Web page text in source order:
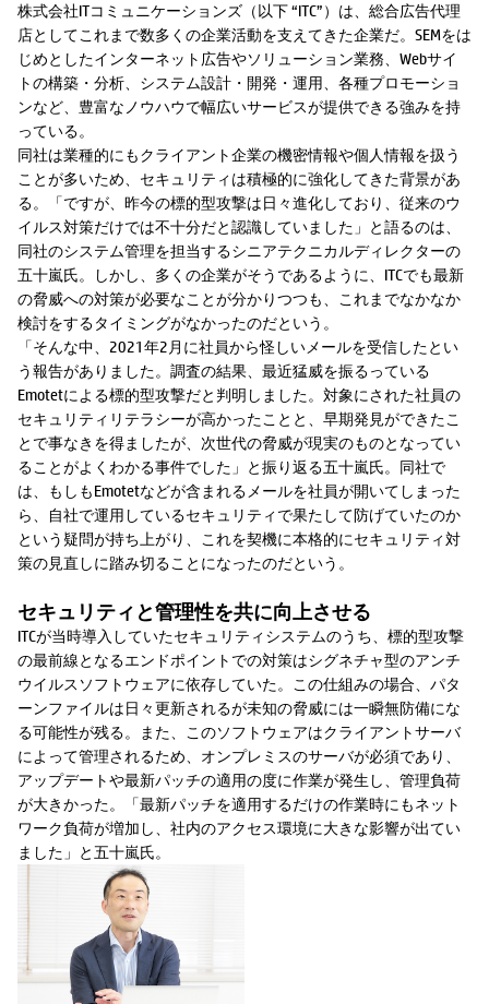
株式会社ITコミュニケーションズ（以下 “ITC”）は、総合広告代理
店としてこれまで数多くの企業活動を支えてきた企業だ。SEMをは
じめとしたインターネット広告やソリューション業務、Webサイ
トの構築・分析、システム設計・開発・運用、各種プロモーショ
ンなど、豊富なノウハウで幅広いサービスが提供できる強みを持
っている。
同社は業種的にもクライアント企業の機密情報や個人情報を扱う
ことが多いため、セキュリティは積極的に強化してきた背景があ
る。「ですが、昨今の標的型攻撃は日々進化しており、従来のウ
イルス対策だけでは不十分だと認識していました」と語るのは、
同社のシステム管理を担当するシニアテクニカルディレクターの
五十嵐氏。しかし、多くの企業がそうであるように、ITCでも最新
の脅威への対策が必要なことが分かりつつも、これまでなかなか
検討をするタイミングがなかったのだという。
「そんな中、2021年2月に社員から怪しいメールを受信したとい
う報告がありました。調査の結果、最近猛威を振るっている
Emotetによる標的型攻撃だと判明しました。対象にされた社員の
セキュリティリテラシーが高かったことと、早期発見ができたこ
とで事なきを得ましたが、次世代の脅威が現実のものとなってい
ることがよくわかる事件でした」と振り返る五十嵐氏。同社で
は、もしもEmotetなどが含まれるメールを社員が開いてしまった
ら、自社で運用しているセキュリティで果たして防げていたのか
という疑問が持ち上がり、これを契機に本格的にセキュリティ対
策の見直しに踏み切ることになったのだという。
セキュリティと管理性を共に向上させる
ITCが当時導入していたセキュリティシステムのうち、標的型攻撃
の最前線となるエンドポイントでの対策はシグネチャ型のアンチ
ウイルスソフトウェアに依存していた。この仕組みの場合、パタ
ーンファイルは日々更新されるが未知の脅威には一瞬無防備にな
る可能性が残る。また、このソフトウェアはクライアントサーバ
によって管理されるため、オンプレミスのサーバが必須であり、
アップデートや最新パッチの適用の度に作業が発生し、管理負荷
が大きかった。「最新パッチを適用するだけの作業時にもネット
ワーク負荷が増加し、社内のアクセス環境に大きな影響が出てい
ました」と五十嵐氏。